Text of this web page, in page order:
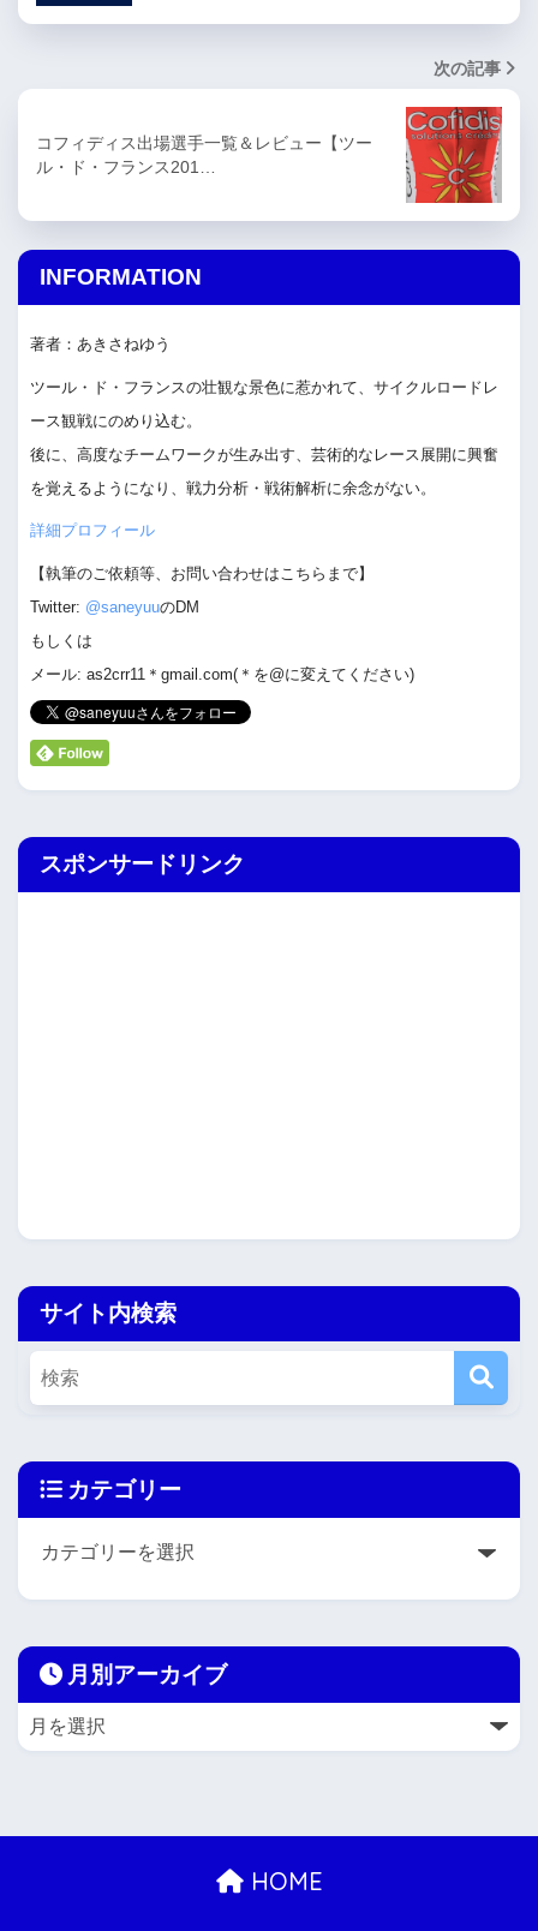
次の記事
コフィディス出場選手一覧＆レビュー【ツー
ル・ド・フランス201…
INFORMATION
著者：あきさねゆう
ツール・ド・フランスの壮観な景色に惹かれて、サイクルロードレ
ース観戦にのめり込む。
後に、高度なチームワークが生み出す、芸術的なレース展開に興奮
を覚えるようになり、戦力分析・戦術解析に余念がない。
詳細プロフィール
【執筆のご依頼等、お問い合わせはこちらまで】
Twitter: @saneyuuのDM
もしくは
メール: as2crr11＊gmail.com(＊を@に変えてください)
スポンサードリンク
サイト内検索
カテゴリー
月別アーカイブ
HOME